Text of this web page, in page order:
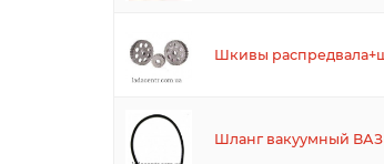
Шкивы
Шланг вакуумный ВАЗ